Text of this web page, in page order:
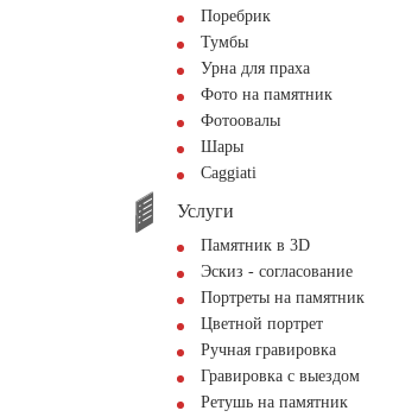
Поребрик
Тумбы
Урна для праха
Фото на памятник
Фотоовалы
Шары
Сaggiati
Услуги
Памятник в 3D
Эскиз - согласование
Портреты на памятник
Цветной портрет
Ручная гравировка
Гравировка с выездом
Ретушь на памятник